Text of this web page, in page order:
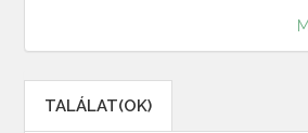
TALÁLAT(OK)